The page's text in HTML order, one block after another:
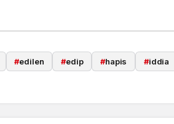
#edilen #edip #hapis #iddia